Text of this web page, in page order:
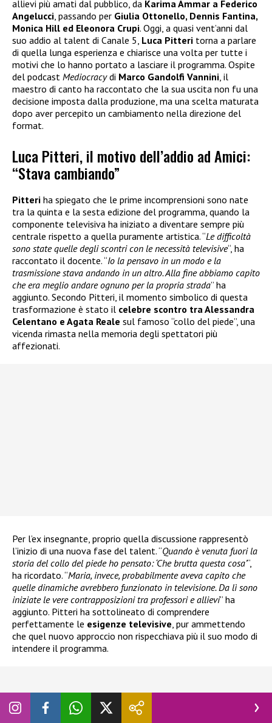
allievi più amati dal pubblico, da Karima Ammar a Federico
Angelucci , passando per Giulia Ottonello, Dennis Fantina,
Monica Hill ed Eleonora Crupi. Oggi, a quasi vent’anni dal
suo addio al talent di Canale 5, Luca Pitteri torna a parlare
di quella lunga esperienza e chiarisce una volta per tutte i
motivi che lo hanno portato a lasciare il programma. Ospite
del podcast Mediocracydi Marco Gandolfi Vannini , il
maestro di canto ha raccontato che la sua uscita non fu una
decisione imposta dalla produzione, ma una scelta maturata
dopo aver percepito un cambiamento nella direzione del
format.
Luca Pitteri, il motivo dell’addio ad Amici:
“Stava cambiando”
Pitteri ha spiegato che le prime incomprensioni sono nate
tra la quinta e la sesta edizione del programma, quando la
componente televisiva ha iniziato a diventare sempre più
centrale rispetto a quella puramente artistica. “Le difficoltà
sono state quelle degli scontri con le necessità televisive“, ha
raccontato il docente. “Io la pensavo in un modo e la
trasmissione stava andando in un altro. Alla fine abbiamo capito
che era meglio andare ognuno per la propria strada” ha
aggiunto. Secondo Pitteri, il momento simbolico di questa
trasformazione è stato il celebre scontro tra Alessandra
Celentano e Agata Reale sul famoso “collo del piede”, una
vicenda rimasta nella memoria degli spettatori più
affezionati.
Per l’ex insegnante, proprio quella discussione rappresentò
l’inizio di una nuova fase del talent. “Quando è venuta fuori la
storia del collo del piede ho pensato: ‘Che brutta questa cosa’“,
ha ricordato. “Maria, invece, probabilmente aveva capito che
quelle dinamiche avrebbero funzionato in televisione. Da lì sono
iniziate le vere contrapposizioni tra professori e allievi” ha
aggiunto. Pitteri ha sottolineato di comprendere
perfettamente le esigenze televisive , pur ammettendo
che quel nuovo approccio non rispecchiava più il suo modo di
intendere il programma.